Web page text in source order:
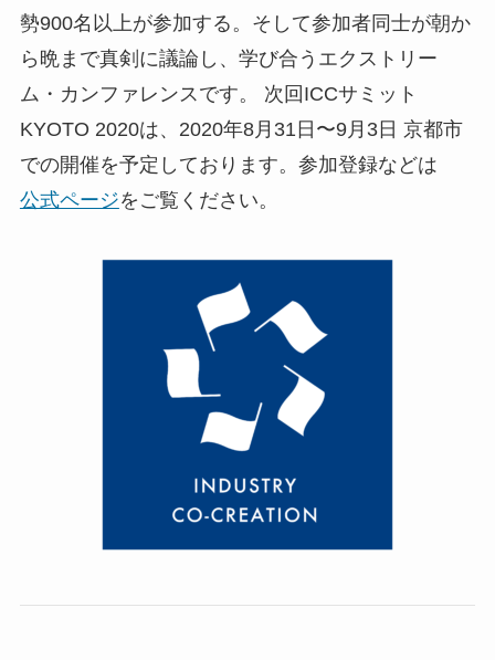
勢900名以上が参加する。そして参加者同士が朝か
ら晩まで真剣に議論し、学び合うエクストリー
ム・カンファレンスです。 次回ICCサミット
KYOTO 2020は、2020年8月31日〜9月3日 京都市
での開催を予定しております。参加登録などは
公式ページをご覧ください。